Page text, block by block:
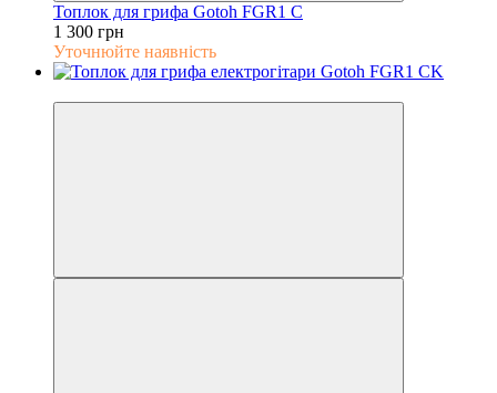
Топлок для грифа Gotoh FGR1 C
1 300 грн
Уточнюйте наявність